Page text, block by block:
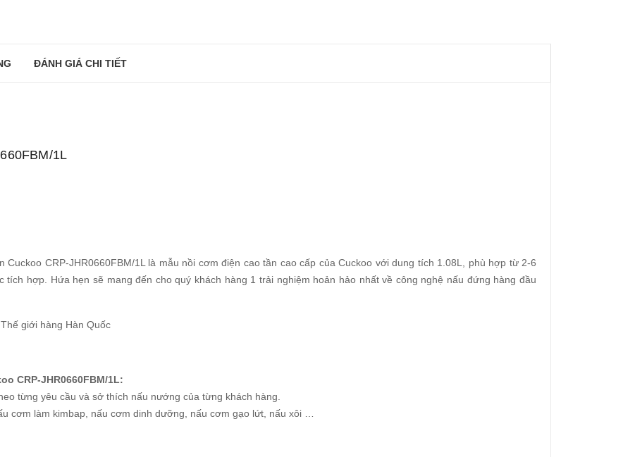
ĐÁNH GIÁ CHI TIẾT
1L
CRP-JHR0660FBM/1L là mẫu nồi cơm điện cao tần cao cấp của Cuckoo với dung tích 1.08L, phù hợp từ 2-6
hợp. Hứa hẹn sẽ mang đến cho quý khách hàng 1 trải nghiệm hoản hảo nhất về công nghệ nấu đứng hàng đầu
CRP-JHR0660FBM/1L:
từng yêu cầu và sở thích nấu nướng của từng khách hàng.
cơm làm kimbap, nấu cơm dinh dưỡng, nấu cơm gạo lứt, nấu xôi …